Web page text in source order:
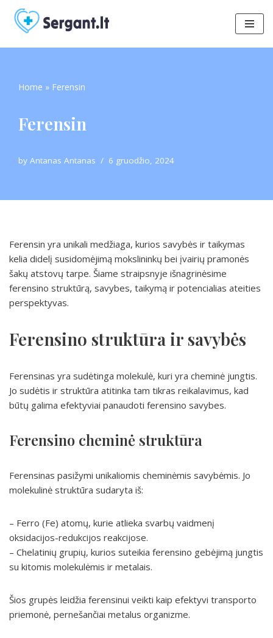
Skip
to
Home » Ferensin
Ferensin
by Antanas Antanas 6 gruodžio, 2024
Ferensin yra unikali medžiaga, kurios savybės ir taikymas
kelia didelį susidomėjimą mokslininkų bei įvairių pramonės
šakų atstovų tarpe. Šiame straipsnyje išnagrinėsime
ferensino struktūrą, savybes, taikymą ir potencialias ateities
perspektyvas.
Ferensino struktūra ir savybės
Ferensinas yra sudėtinga molekulė, kuri yra cheminė jungtis.
Jo sudėtis ir struktūra atitinka tam tikras reikalavimus, kad
būtų galima efektyviai panaudoti ferensino savybes.
Ferensino cheminė struktūra
Ferensinas pasižymi unikaliomis cheminėmis savybėmis. Jo
molekulinė struktūra sudaryta iš:
– Ferro (Fe) atomų, kurie atlieka svarbų vaidmenį
oksidacijos-redukcijos reakcijose.
– Chelatinių grupių, kurios suteikia ferensino gebėjimą jungtis
su kitomis molekulėmis ir metalais.
Šios grupės leidžia ferensinui veikti kaip efektyvi transporto
priemonė, pernešančiai metalus organizme.